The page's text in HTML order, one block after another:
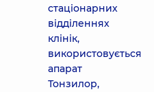
стаціонарних
відділеннях
клінік,
використовується
апарат
Тонзилор,